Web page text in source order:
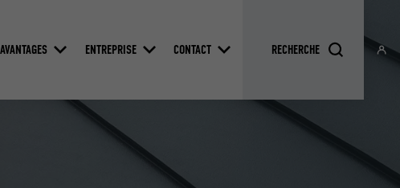
AVANTAGES ENTREPRISE CONTACT